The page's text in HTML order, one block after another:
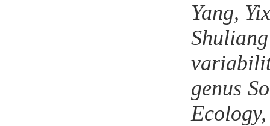
Yang,
genus